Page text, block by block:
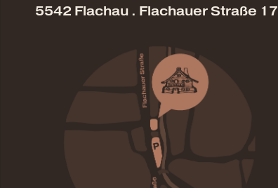
5542 Flachau . Flachauer Straße 17